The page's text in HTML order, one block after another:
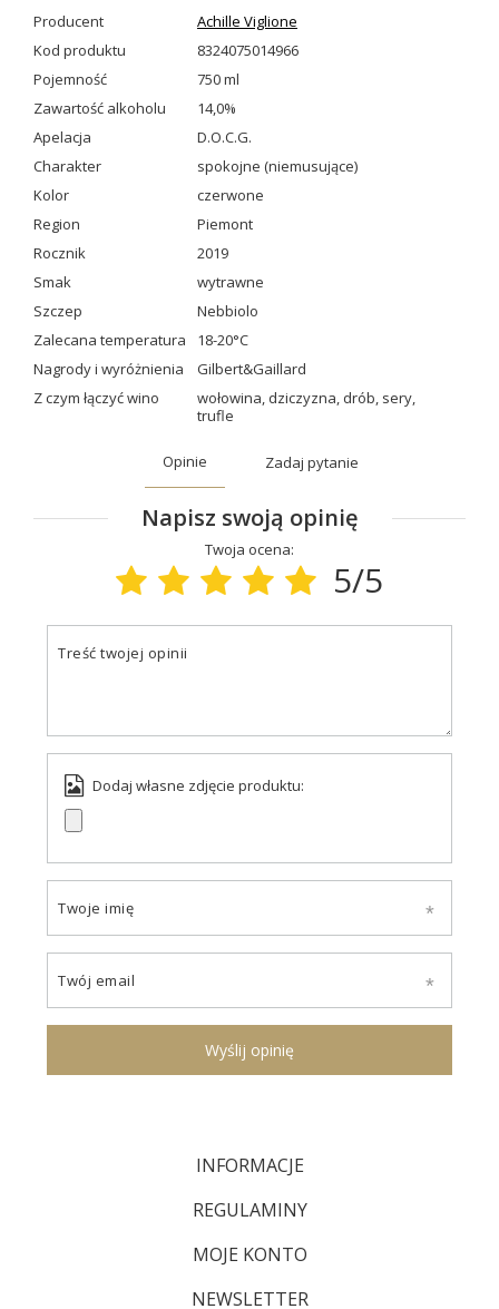
Producent
Achille Viglione
Kod produktu
8324075014966
Pojemność
750 ml
Zawartość alkoholu
14,0%
Apelacja
D.O.C.G.
Charakter
spokojne (niemusujące)
Kolor
czerwone
Region
Piemont
Rocznik
2019
Smak
wytrawne
Szczep
Nebbiolo
Zalecana temperatura
18-20°C
Nagrody i wyróżnienia
Gilbert&Gaillard
Z czym łączyć wino
wołowina, dziczyzna, drób, sery,
trufle
Opinie Zadaj pytanie
Napisz swoją opinię
Twoja ocena:
5/5
Treść twojej opinii
Dodaj własne zdjęcie produktu:
Twoje imię
Twój email
Wyślij opinię
INFORMACJE
REGULAMINY
MOJE KONTO
NEWSLETTER